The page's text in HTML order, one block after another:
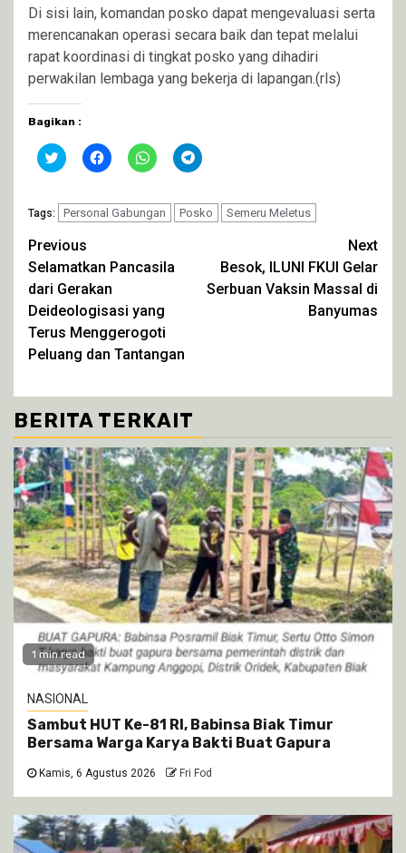
Di sisi lain, komandan posko dapat mengevaluasi serta
merencanakan operasi secara baik dan tepat melalui
rapat koordinasi di tingkat posko yang dihadiri
perwakilan lembaga yang bekerja di lapangan.(rls)
Bagikan :
Klik
untuk
Twitter(Membuka
di
jendela
yang
baru)
Klik
untuk
Facebook(Membuka
di
jendela
Klik
untuk
WhatsApp(Membuka
di
jendela
Klik
untuk
Telegram(Membuka
di
jendela
Tags: Personal Gabungan Posko Semeru Meletus
Continue
Reading
Previous
Selamatkan Pancasila
dari Gerakan
Deideologisasi yang
Terus Menggerogoti
Peluang dan Tantangan
Next
Besok, ILUNI FKUI Gelar
Serbuan Vaksin Massal di
Banyumas
BERITA TERKAIT
1 min read
NASIONAL
Sambut HUT Ke-81 RI, Babinsa Biak Timur
Bersama Warga Karya Bakti Buat Gapura
Kamis, 6 Agustus 2026 Fri Fod